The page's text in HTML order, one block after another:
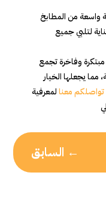
واسعة من المطابخ
لتلبي جميع
وفاخرة تجمع
مما يجعلها الخيار
تواصلكم معنالمعرفية
← السابق